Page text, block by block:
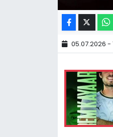
05.07.2026 -
TEKNOLOJİ
Yaşam
YEREL POLİTİKA
YEREL YÖNETİMLER